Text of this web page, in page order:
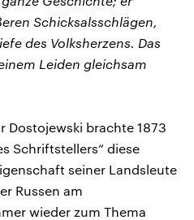
Schicksalsschlägen,
des Volksherzens. Das
Leiden gleichsam
Dostojewski brachte 1873
Schriftstellers“ diese
seiner Landsleute
Russen am
wieder zum Thema